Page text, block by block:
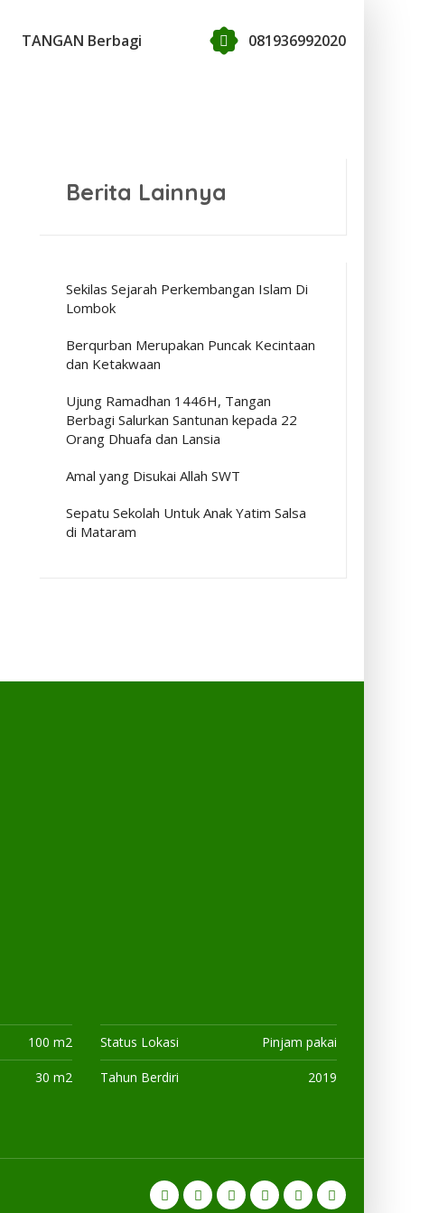
TANGAN Berbagi 081936992020
Berita Lainnya
Sekilas Sejarah Perkembangan Islam Di
Lombok
Berqurban Merupakan Puncak Kecintaan
dan Ketakwaan
Ujung Ramadhan 1446H, Tangan
Berbagi Salurkan Santunan kepada 22
Orang Dhuafa dan Lansia
Amal yang Disukai Allah SWT
Sepatu Sekolah Untuk Anak Yatim Salsa
di Mataram
100 m2
30 m2
Status Lokasi Pinjam pakai
Tahun Berdiri 2019